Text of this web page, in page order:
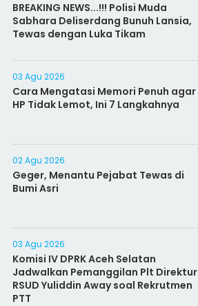
BREAKING NEWS...!!! Polisi Muda
Sabhara Deliserdang Bunuh Lansia,
Tewas dengan Luka Tikam
03 Agu 2026
Cara Mengatasi Memori Penuh agar
HP Tidak Lemot, Ini 7 Langkahnya
02 Agu 2026
Geger, Menantu Pejabat Tewas di
Bumi Asri
03 Agu 2026
Komisi IV DPRK Aceh Selatan
Jadwalkan Pemanggilan Plt Direktur
RSUD Yuliddin Away soal Rekrutmen
PTT